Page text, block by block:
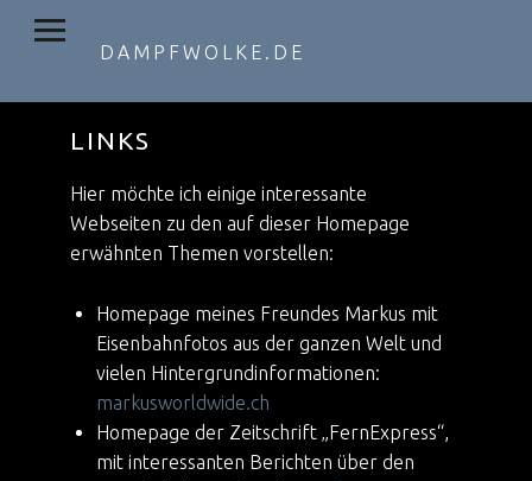
DAMPFWOLKE.DE
LINKS
Hier möchte ich einige interessante
Webseiten zu den auf dieser Homepage
erwähnten Themen vorstellen:
Homepage meines Freundes Markus mit
Eisenbahnfotos aus der ganzen Welt und
vielen Hintergrundinformationen:
markusworldwide.ch
Homepage der Zeitschrift „FernExpress“,
mit interessanten Berichten über den